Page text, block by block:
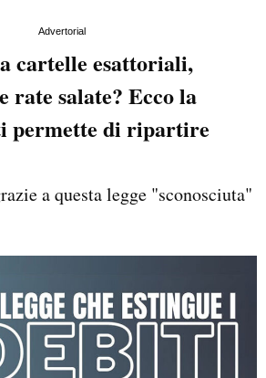
Advertorial
cartelle esattoriali,
rate salate? Ecco la
permette di ripartire
a questa legge "sconosciuta"